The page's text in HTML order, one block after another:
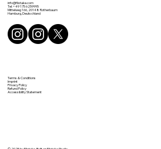
info@flixtake.com
Tel: +49 175 6259995
Mittelweg 166, 20148 Rotherbaum
Hamburg, Deutschland
Terms & Conditions
Imprint
Privacy Policy
Refund Policy
Accessibility Statement